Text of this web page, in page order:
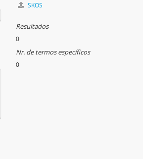
SKOS
Resultados
0
Nr. de termos específicos
0